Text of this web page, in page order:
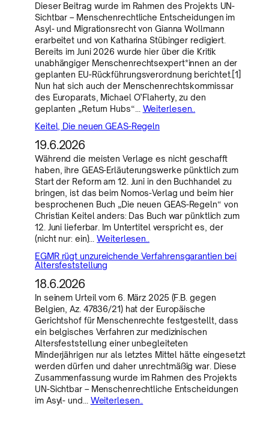
Dieser Beitrag wurde im Rahmen des Projekts UN-
Sichtbar – Menschenrechtliche Entscheidungen im
Asyl- und Migrationsrecht von Gianna Wollmann
erarbeitet und von Katharina Stübinger redigiert.
Bereits im Juni 2026 wurde hier über die Kritik
unabhängiger Menschenrechtsexpert*innen an der
geplanten EU-Rückführungsverordnung berichtet.[1]
Nun hat sich auch der Menschenrechtskommissar
des Europarats, Michael O’Flaherty, zu den
geplanten „Return Hubs“… Weiterlesen..
Keitel, Die neuen GEAS-Regeln
19.6.2026
Während die meisten Verlage es nicht geschafft
haben, ihre GEAS-Erläuterungswerke pünktlich zum
Start der Reform am 12. Juni in den Buchhandel zu
bringen, ist das beim Nomos-Verlag und beim hier
besprochenen Buch „Die neuen GEAS-Regeln“ von
Christian Keitel anders: Das Buch war pünktlich zum
12. Juni lieferbar. Im Untertitel verspricht es, der
(nicht nur: ein)…Weiterlesen..
EGMR rügt unzureichende Verfahrensgarantien bei
Altersfeststellung
18.6.2026
In seinem Urteil vom 6. März 2025 (F.B. gegen
Belgien, Az. 47836/21) hat der Europäische
Gerichtshof für Menschenrechte festgestellt, dass
ein belgisches Verfahren zur medizinischen
Altersfeststellung einer unbegleiteten
Minderjährigen nur als letztes Mittel hätte eingesetzt
werden dürfen und daher unrechtmäßig war. Diese
Zusammenfassung wurde im Rahmen des Projekts
UN-Sichtbar – Menschenrechtliche Entscheidungen
im Asyl- und… Weiterlesen..